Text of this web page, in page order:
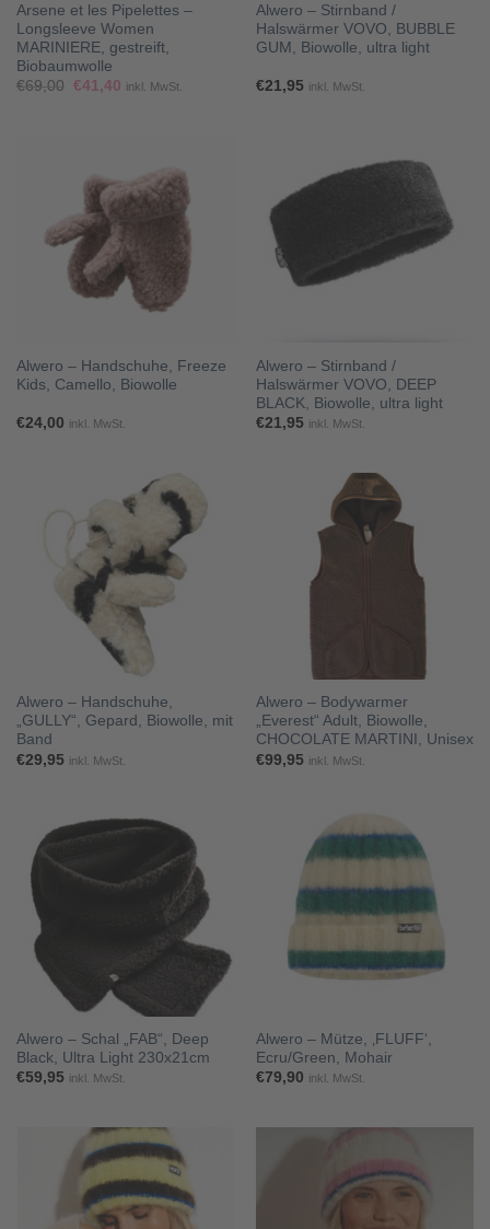
Arsene et les Pipelettes –
Longsleeve Women
MARINIERE, gestreift,
Biobaumwolle
€69,00 Ursprünglicher
€41,40Aktueller
inkl. MwSt.
Alwero – Stirnband /
Halswärmer VOVO, BUBBLE
GUM, Biowolle, ultra light
€21,95 inkl. MwSt.
Alwero – Handschuhe, Freeze
Kids, Camello, Biowolle
€24,00 inkl. MwSt.
Alwero – Stirnband /
Halswärmer VOVO, DEEP
BLACK, Biowolle, ultra light
€21,95 inkl. MwSt.
Alwero – Handschuhe,
„GULLY“, Gepard, Biowolle, mit
Band
€29,95 inkl. MwSt.
Alwero – Bodywarmer
„Everest“ Adult, Biowolle,
CHOCOLATE MARTINI, Unisex
€99,95 inkl. MwSt.
Alwero – Schal „FAB“, Deep
Black, Ultra Light 230x21cm
€59,95 inkl. MwSt.
Alwero – Mütze, ‚FLUFF‘,
Ecru/Green, Mohair
€79,90 inkl. MwSt.